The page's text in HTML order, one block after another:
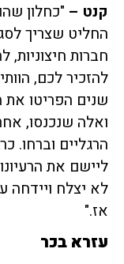
קנט – "כחלון
החליט שצריך
חברות חיצוניות,
להזכיר לכם,
שנים הפריטו את
ואלה שנכנסו,
הרגליים וברחו.
ליישם את
לא יצלח ויידחה
אז."
עזרא בכר